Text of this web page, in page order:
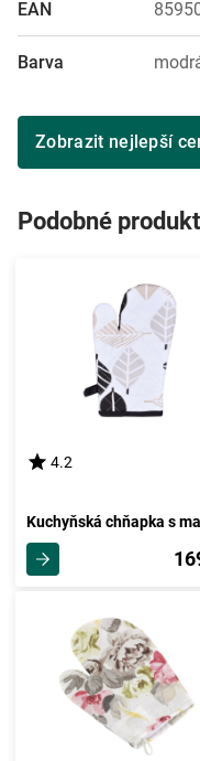
EAN
Barva
Zobrazit nejlepší
Podobné
4.2